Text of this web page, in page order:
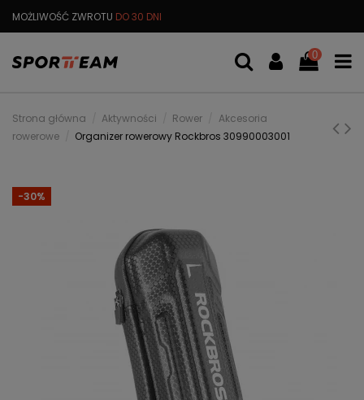
MOŻLIWOŚĆ ZWROTU DO 30 DNI
0
Strona główna Aktywności Rower
Akcesoria
rowerowe
Organizer rowerowy Rockbros 30990003001
-30%